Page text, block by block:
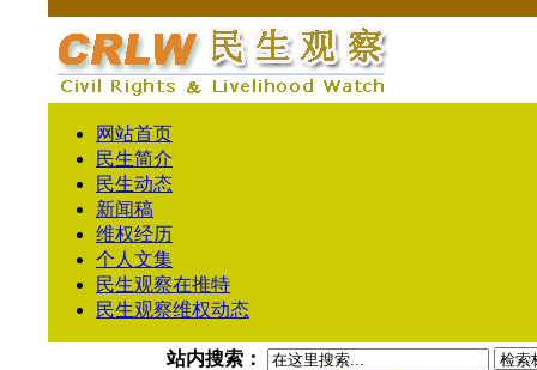
网站首页
民生简介
民生动态
新闻稿
维权经历
个人文集
民生观察在推特
民生观察维权动态
站内搜索：